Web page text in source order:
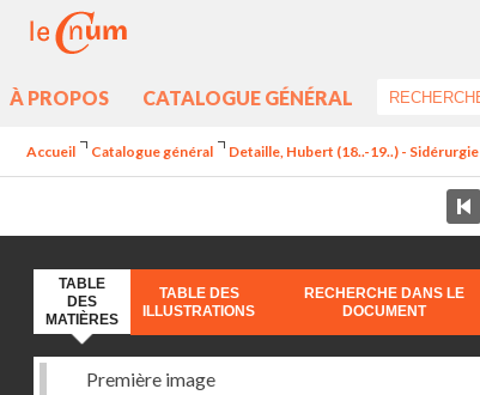
À PROPOS CATALOGUE GÉNÉRAL
Accueil Catalogue général Detaille, Hubert (18..-19..) - Sidérurgie
TABLE
DES
MATIÈRES
TABLE DES
ILLUSTRATIONS
RECHERCHE DANS LE
DOCUMENT
Première image